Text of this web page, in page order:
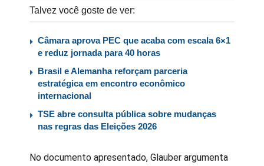
Talvez você goste de ver:
Câmara aprova PEC que acaba com escala 6×1
e reduz jornada para 40 horas
Brasil e Alemanha reforçam parceria
estratégica em encontro econômico
internacional
TSE abre consulta pública sobre mudanças
nas regras das Eleições 2026
No documento apresentado, Glauber argumenta